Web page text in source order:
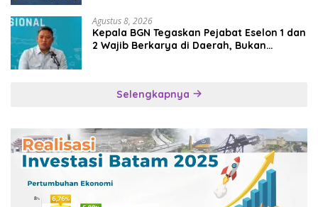
Agustus 8, 2026
Kepala BGN Tegaskan Pejabat Eselon 1 dan
2 Wajib Berkarya di Daerah, Bukan
Selengkapnya